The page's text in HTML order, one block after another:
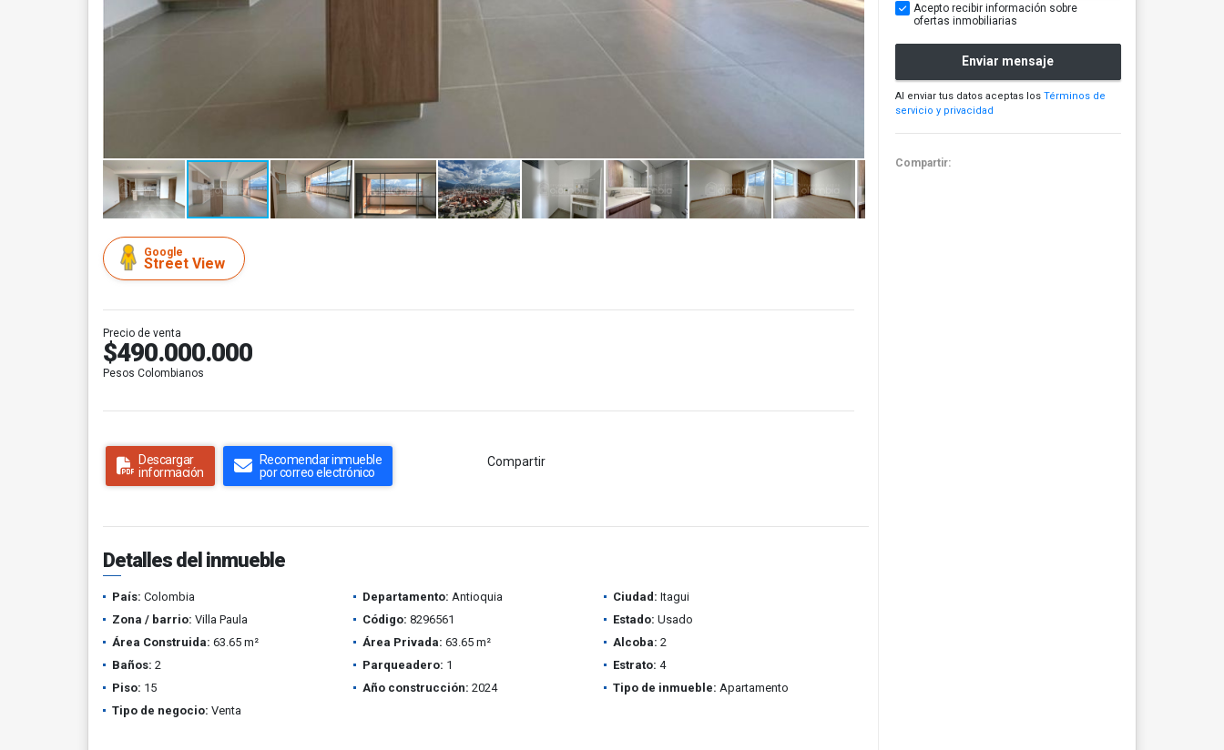
Google
Street View
Precio de venta
$490.000.000
Pesos Colombianos
Descargar
información
Recomendar inmueble
por correo electrónico
Compartir
Detalles del inmueble
País: Colombia Departamento: Antioquia Ciudad: Itagui
Zona / barrio: Villa Paula Código: 8296561 Estado: Usado
Área Construida: 63.65 m² Área Privada: 63.65 m² Alcoba: 2
Baños: 2 Parqueadero: 1 Estrato: 4
Piso: 15 Año construcción: 2024 Tipo de inmueble: Apartamento
Tipo de negocio: Venta
Acepto recibir información sobre
ofertas inmobiliarias
Enviar mensaje
Al enviar tus datos aceptas los Términos de
servicio y privacidad
Compartir: